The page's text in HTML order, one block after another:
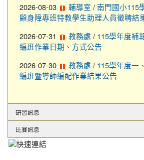
2026-08-03 輔導室 / 南門國小115
顧身障專班特教學生助理人員徵聘結
2026-07-31 教務處 / 115學年度補
編班作業日期、方式公告
2026-07-30 教務處 / 115學年度一
編班暨導師編配作業結果公告
研習訊息
比賽訊息